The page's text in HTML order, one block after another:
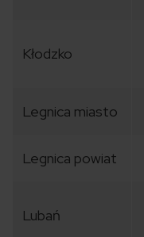
Kłodzko
Legnica miasto
Legnica powiat
Lubań